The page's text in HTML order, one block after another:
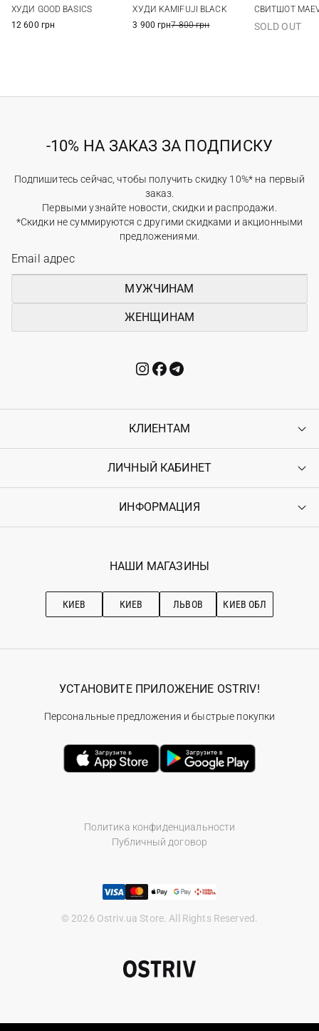
ХУДИ GOOD BASICS
12 600 грн
ХУДИ KAMIFUJI BLACK
3 900 грн7 800 грн
СВИТШОТ
SOLD OUT
-10% НА ЗАКАЗ ЗА ПОДПИСКУ
Подпишитесь сейчас, чтобы получить скидку 10%* на первый
заказ.
Первыми узнайте новости, скидки и распродажи.
*Скидки не суммируются с другими скидками и акционными
предложениями.
МУЖЧИНАМ
ЖЕНЩИНАМ
КЛИЕНТАМ
Контакты
Возврат
Гарантия
ЛИЧНЫЙ КАБИНЕТ
Войти
Ostriv Club+
ИНФОРМАЦИЯ
Наши магазини
Рекомендации по уходу
НАШИ МАГАЗИНЫ
КИЕВ КИЕВ ЛЬВОВ КИЕВ ОБЛ
Политика конфиденциальности
Публичный договор
© 2026 Ostriv.ua Store. All Rights Reserved.
УСТАНОВИТЕ ПРИЛОЖЕНИЕ OSTRIV!
Персональные предложения и быстрые покупки